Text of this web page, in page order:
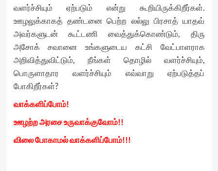
வளர்ச்சியும் ஏற்படும் என்று கூறியிருக்கிறீர்கள்.
ஊழலுக்காகத் தண்டனை பெற்ற லல்லு பிரசாத் யாதவ்
அவர்களுடன் கூட்டணி வைத்துக்கொண்டும், திரு
அசோக் சவானை உங்களுடைய கட்சி வேட்பாளராக
அறிவித்துவிட்டும், நீங்கள் தொழில் வளர்ச்சியும்,
பொருளாதார வளர்ச்சியும் எவ்வாறு ஏற்படுத்தப்
போகிறீர்கள்?
வாக்களிப்போம்!
ஊழற்ற அரசை உருவாக்குவோம்!!
விலை போகாமல் வாக்களிப்போம்!!!